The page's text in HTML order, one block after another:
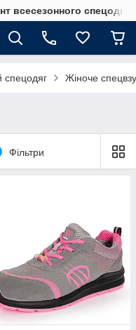
всесезонного спецодягу
спецодяг Жіноче
Фільтри